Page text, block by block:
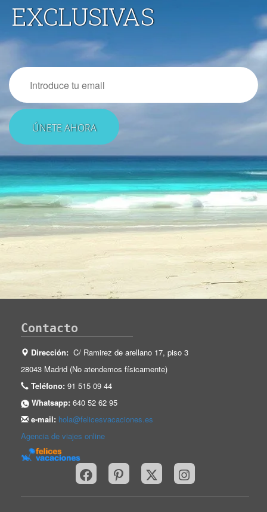
EXCLUSIVAS
Email
Contacto
Dirección: C/ Ramirez de arellano 17, piso 3
28043 Madrid (No atendemos físicamente)
Teléfono: 91 515 09 44
Whatsapp: 640 52 62 95
e-mail: hola@felicesvacaciones.es
Agencia de viajes online